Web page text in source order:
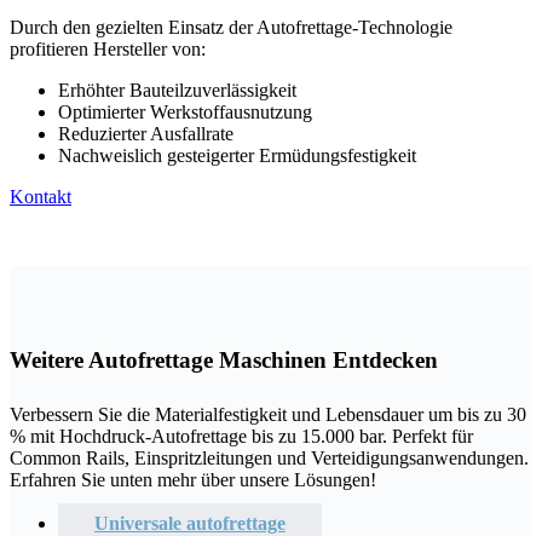
Durch den gezielten Einsatz der Autofrettage-Technologie
profitieren Hersteller von:
Erhöhter Bauteilzuverlässigkeit
Optimierter Werkstoffausnutzung
Reduzierter Ausfallrate
Nachweislich gesteigerter Ermüdungsfestigkeit
Kontakt
Weitere Autofrettage Maschinen Entdecken
Verbessern Sie die Materialfestigkeit und Lebensdauer um bis zu 30
% mit Hochdruck-Autofrettage bis zu 15.000 bar. Perfekt für
Common Rails, Einspritzleitungen und Verteidigungsanwendungen.
Erfahren Sie unten mehr über unsere Lösungen!
Universale autofrettage